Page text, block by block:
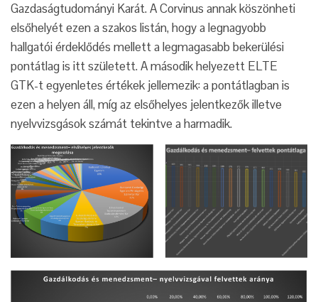
Gazdaságtudományi Karát. A Corvinus annak köszönheti
elsőhelyét ezen a szakos listán, hogy a legnagyobb
hallgatói érdeklődés mellett a legmagasabb bekerülési
pontátlag is itt született. A második helyezett ELTE
GTK-t egyenletes értékek jellemezik: a pontátlagban is
ezen a helyen áll, míg az elsőhelyes jelentkezők illetve
nyelvvizsgások számát tekintve a harmadik.